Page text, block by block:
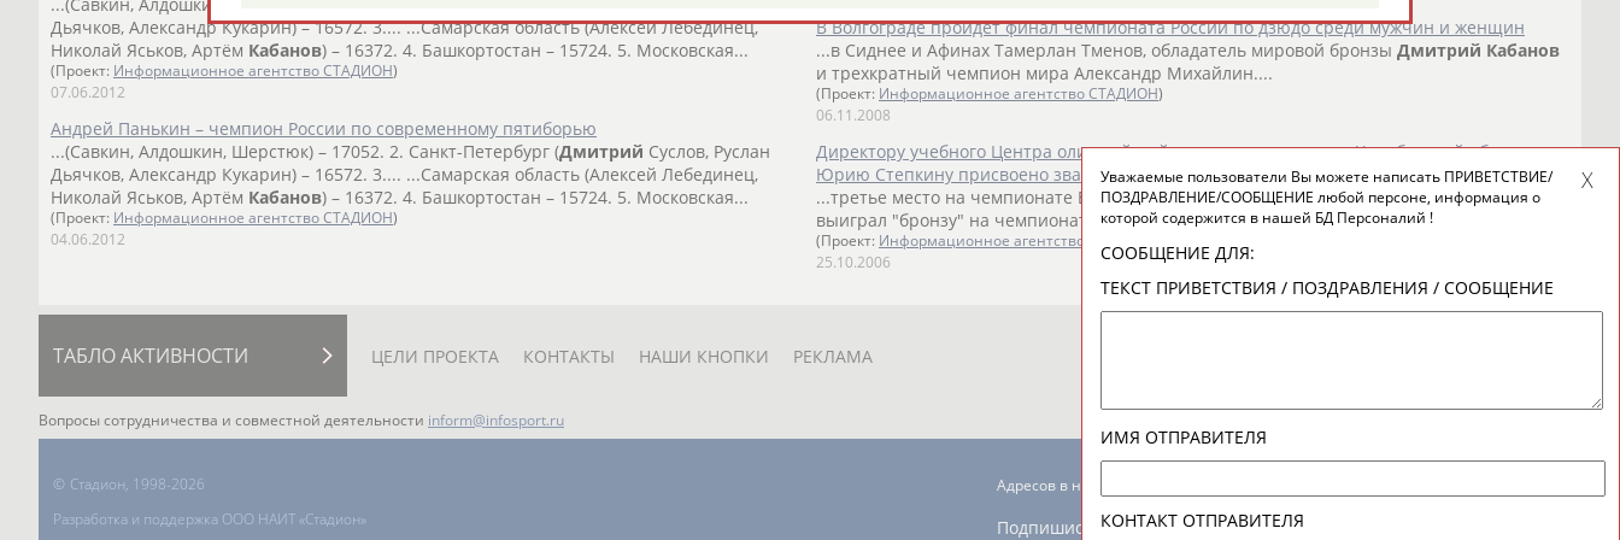
Дьячков, Александр Кукарин) – 16572. 3.... ...Самарская область (Алексей Лебединец,
Николай Яськов, Артём Кабанов) – 16372. 4. Башкортостан – 15724. 5. Московская...
(Проект: Информационное агентство СТАДИОН)
07.06.2012
Андрей Панькин – чемпион России по современному пятиборью
...(Савкин, Алдошкин, Шерстюк) – 17052. 2. Санкт-Петербург (Дмитрий Суслов, Руслан
Дьячков, Александр Кукарин) – 16572. 3.... ...Самарская область (Алексей Лебединец,
Николай Яськов, Артём Кабанов) – 16372. 4. Башкортостан – 15724. 5. Московская...
(Проект: Информационное агентство СТАДИОН)
04.06.2012
В Волгограде пройдет финал чемпионата России по дзюдо среди мужчин и женщин
...в Сиднее и Афинах Тамерлан Тменов, обладатель мировой бронзы Дмитрий Кабанов
и трехкратный чемпион мира Александр Михайлин....
(Проект: Информационное агентство СТАДИОН)
06.11.2008
Директору учебного Центра олимпийской подготовки по дзюдо Челябинской области
Юрию Степкину присвоено звание "Заслуженный тренер России"
...третье место на чемпионате Европы в Роттердаме, а москвичДмитрий Кабанов
выиграл "бронзу" на чемпионате мира в Каире...
(Проект: Информационное агентство СТАДИОН
25.10.2006
ТАБЛО АКТИВНОСТИ ЦЕЛИ ПРОЕКТА КОНТАКТЫ НАШИ КНОПКИ РЕКЛАМА
Вопросы сотрудничества и совместной деятельности inform@infosport.ru
© Стадион, 1998-2026
Разработка и поддержка ООО НАИТ «Стадион»
Адресов в новостной рассылке: 996
Подпишись
Уважаемые пользователи Вы можете написать ПРИВЕТСТВИЕ/
ПОЗДРАВЛЕНИЕ/СООБЩЕНИЕ любой персоне, информация о
которой содержится в нашей БД Персоналий !
СООБЩЕНИЕ ДЛЯ:
ТЕКСТ ПРИВЕТСТВИЯ / ПОЗДРАВЛЕНИЯ / СООБЩЕНИЕ
ИМЯ ОТПРАВИТЕЛЯ
КОНТАКТ ОТПРАВИТЕЛЯ